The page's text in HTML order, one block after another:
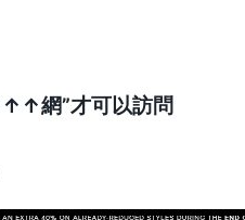
網”才可以訪問